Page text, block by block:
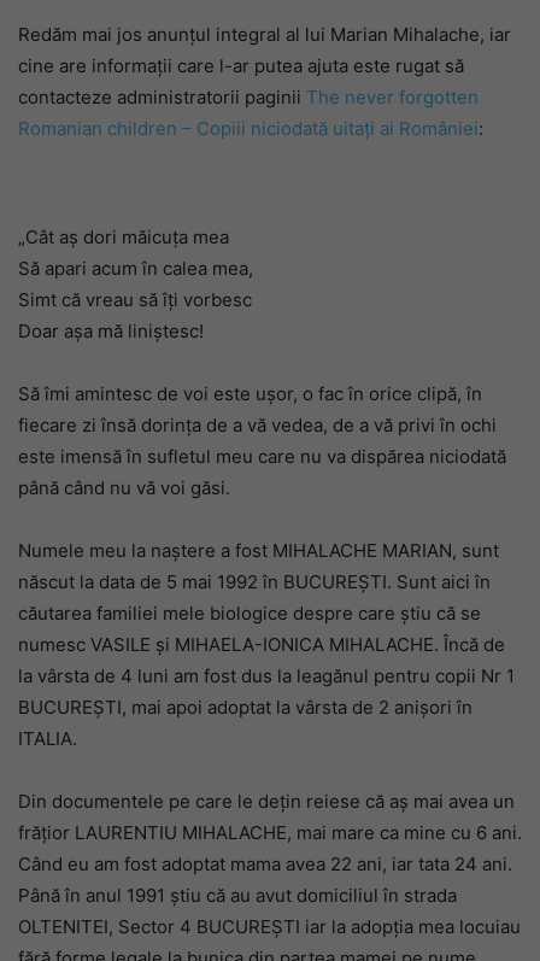
Redăm mai jos anunțul integral al lui Marian Mihalache, iar
cine are informații care l-ar putea ajuta este rugat să
contacteze administratorii paginii The never forgotten
Romanian children – Copiii niciodată uitați ai României:
„Cât aș dori măicuța mea
Să apari acum în calea mea,
Simt că vreau să îți vorbesc
Doar așa mă liniștesc!
Să îmi amintesc de voi este ușor, o fac în orice clipă, în
fiecare zi însă dorința de a vă vedea, de a vă privi în ochi
este imensă în sufletul meu care nu va dispărea niciodată
până când nu vă voi găsi.
Numele meu la naștere a fost MIHALACHE MARIAN, sunt
născut la data de 5 mai 1992 în BUCUREȘTI. Sunt aici în
căutarea familiei mele biologice despre care știu că se
numesc VASILE și MIHAELA-IONICA MIHALACHE. Încă de
la vârsta de 4 luni am fost dus la leagănul pentru copii Nr 1
BUCUREȘTI, mai apoi adoptat la vârsta de 2 anișori în
ITALIA.
Din documentele pe care le dețin reiese că aș mai avea un
frățior LAURENTIU MIHALACHE, mai mare ca mine cu 6 ani.
Când eu am fost adoptat mama avea 22 ani, iar tata 24 ani.
Până în anul 1991 știu că au avut domiciliul în strada
OLTENITEI, Sector 4 BUCUREȘTI iar la adopția mea locuiau